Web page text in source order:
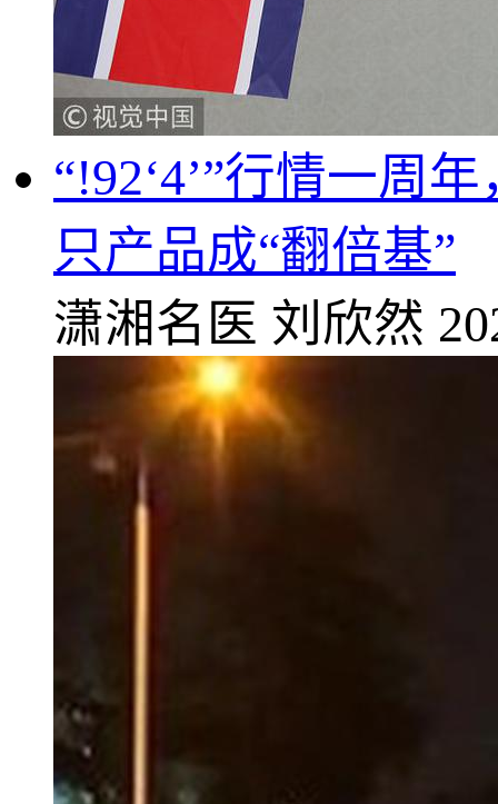
“!92‘4’”行情一周
只产品成“翻倍基”
潇湘名医 刘欣然